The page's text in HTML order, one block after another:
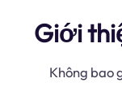
Giới
Không bao